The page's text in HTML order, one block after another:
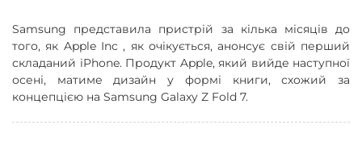
Samsung представила пристрій за кілька місяців до
того, як Apple Inc , як очікується, анонсує свій перший
складаний iPhone. Продукт Apple, який вийде наступної
осені, матиме дизайн у формі книги, схожий за
концепцією на Samsung Galaxy Z Fold 7.